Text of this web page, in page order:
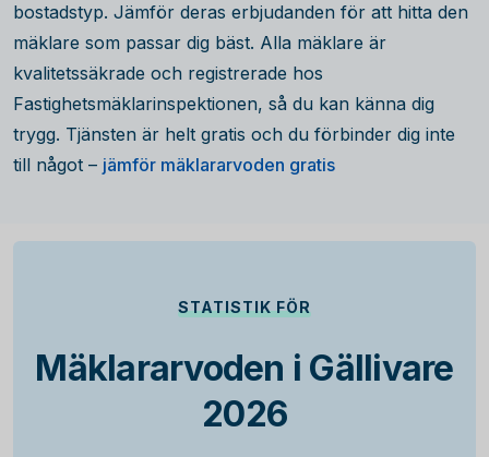
bostadstyp. Jämför deras erbjudanden för att hitta den
mäklare som passar dig bäst. Alla mäklare är
kvalitetssäkrade och registrerade hos
Fastighetsmäklarinspektionen, så du kan känna dig
trygg. Tjänsten är helt gratis och du förbinder dig inte
till något – jämför mäklararvoden gratis
STATISTIK FÖR
Mäklararvoden i Gällivare
2026